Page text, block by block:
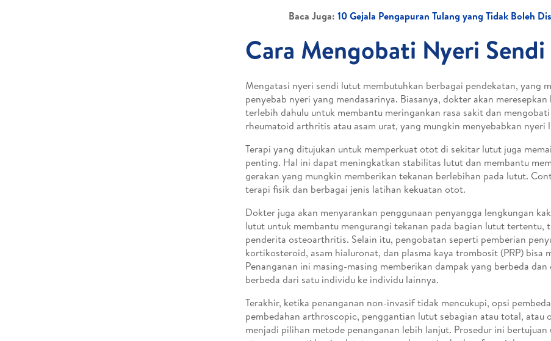
Baca Juga: 10 Gejala Pengapuran Tulang yang Tidak Boleh
Cara Mengobati Nyeri
Mengatasi nyeri sendi lutut membutuhkan berbagai pendekatan, yang
penyebab nyeri yang mendasarinya. Biasanya, dokter akan
terlebih dahulu untuk membantu meringankan rasa sakit dan
rheumatoid arthritis atau asam urat, yang mungkin menyebabkan nyeri
Terapi yang ditujukan untuk memperkuat otot di sekitar lutut juga
penting. Hal ini dapat meningkatkan stabilitas lutut dan membantu
gerakan yang mungkin memberikan tekanan berlebihan pada lutut.
terapi fisik dan berbagai jenis latihan kekuatan otot.
Dokter juga akan menyarankan penggunaan penyangga lengkungan
lutut untuk membantu mengurangi tekanan pada bagian lutut tertentu,
penderita osteoarthritis. Selain itu, pengobatan seperti pemberian
kortikosteroid, asam hialuronat, dan plasma kaya trombosit (PRP) bisa
Penanganan ini masing-masing memberikan dampak yang berbeda dan
berbeda dari satu individu ke individu lainnya.
Terakhir, ketika penanganan non-invasif tidak mencukupi, opsi
pembedahan arthroscopic, penggantian lutut sebagian atau total, atau
menjadi pilihan metode penanganan lebih lanjut. Prosedur ini